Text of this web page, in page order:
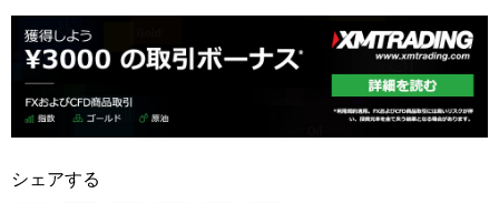
シェアする